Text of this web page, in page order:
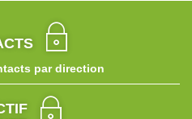
par direction